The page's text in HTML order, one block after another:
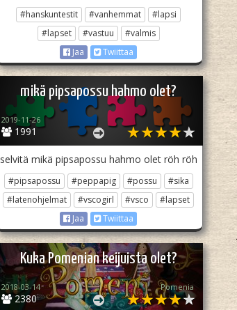
#hanskuntestit #vanhemmat
#lapsi
#lapset
#vastuu
#valmis
Jaa
Twiittaa
mikä pipsapossu hahmo olet?
1991
2019-11-26
selvitä mikä pipsapossu hahmo olet röh röh
#pipsapossu #peppapig #possu
#sika
#latenohjelmat
#vscogirl #vsco
#lapset
Jaa
Twiittaa
Kuka Pomenian keijuista olet?
2380
2018-03-14 Pomenia